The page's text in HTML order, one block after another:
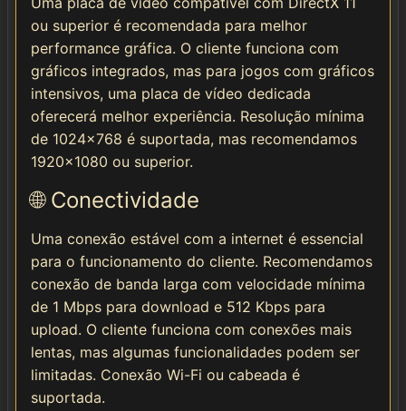
ou superior é recomendada para melhor
performance gráfica. O cliente funciona com
gráficos integrados, mas para jogos com gráficos
intensivos, uma placa de vídeo dedicada
oferecerá melhor experiência. Resolução mínima
de 1024x768 é suportada, mas recomendamos
1920x1080 ou superior.
🌐 Conectividade
Uma conexão estável com a internet é essencial
para o funcionamento do cliente. Recomendamos
conexão de banda larga com velocidade mínima
de 1 Mbps para download e 512 Kbps para
upload. O cliente funciona com conexões mais
lentas, mas algumas funcionalidades podem ser
limitadas. Conexão Wi-Fi ou cabeada é
suportada.